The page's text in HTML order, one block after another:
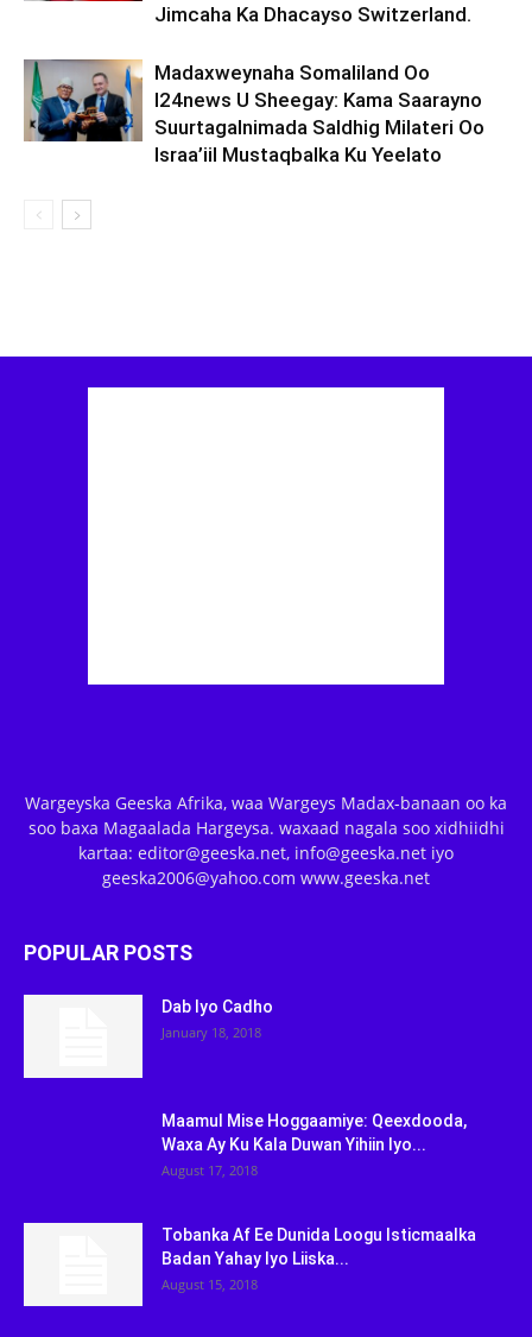
Jimcaha Ka Dhacayso Switzerland.
Madaxweynaha Somaliland Oo
I24news U Sheegay: Kama Saarayno
Suurtagalnimada Saldhig Milateri Oo
Israa’iil Mustaqbalka Ku Yeelato
Wargeyska Geeska Afrika, waa Wargeys Madax-banaan oo ka
soo baxa Magaalada Hargeysa. waxaad nagala soo xidhiidhi
kartaa: editor@geeska.net, info@geeska.net iyo
geeska2006@yahoo.com www.geeska.net
POPULAR POSTS
Dab Iyo Cadho
January 18, 2018
Maamul Mise Hoggaamiye: Qeexdooda,
Waxa Ay Ku Kala Duwan Yihiin Iyo...
August 17, 2018
Tobanka Af Ee Dunida Loogu Isticmaalka
Badan Yahay Iyo Liiska...
August 15, 2018